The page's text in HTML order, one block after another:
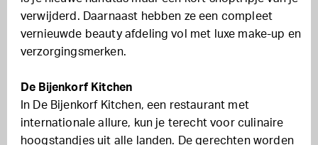
verwijderd. Daarnaast hebben ze een compleet
vernieuwde beauty afdeling vol met luxe make-up en
verzorgingsmerken.
De Bijenkorf Kitchen
In De Bijenkorf Kitchen, een restaurant met
internationale allure, kun je terecht voor culinaire
hoogstandjes uit alle landen. De gerechten worden